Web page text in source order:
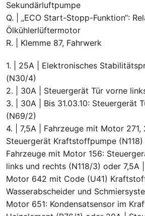
Sekundärluftpumpe
Q. | „ECO Start-Stopp-Funktion“:
Ölkühlerlüftermotor
R. | Klemme 87, Fahrwerk
1. | 25A | Elektronisches
(N30/4)
2. | 30A | Steuergerät Tür vorne
3. | 30A | Bis 31.03.10: Steuergerät
(N69/2)
4. | 7,5A | Fahrzeuge mit Motor 271,
Steuergerät Kraftstoffpumpe (N118)
Fahrzeuge mit Motor 156:
links und rechts (N118/3) oder 7,5A
Motor 642 mit Code (U41)
Wasserabscheider und
Motor 651: Kondensatsensor im